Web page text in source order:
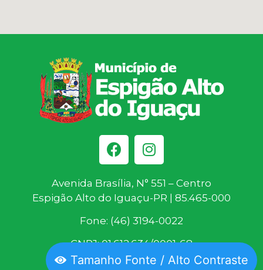
Avenida Brasília, N° 551 – Centro
Espigão Alto do Iguaçu-PR | 85.465-000
Fone: (46) 3194-0022
CNPJ: 01.612.634/0001-68
Tamanho Fonte / Alto Contraste